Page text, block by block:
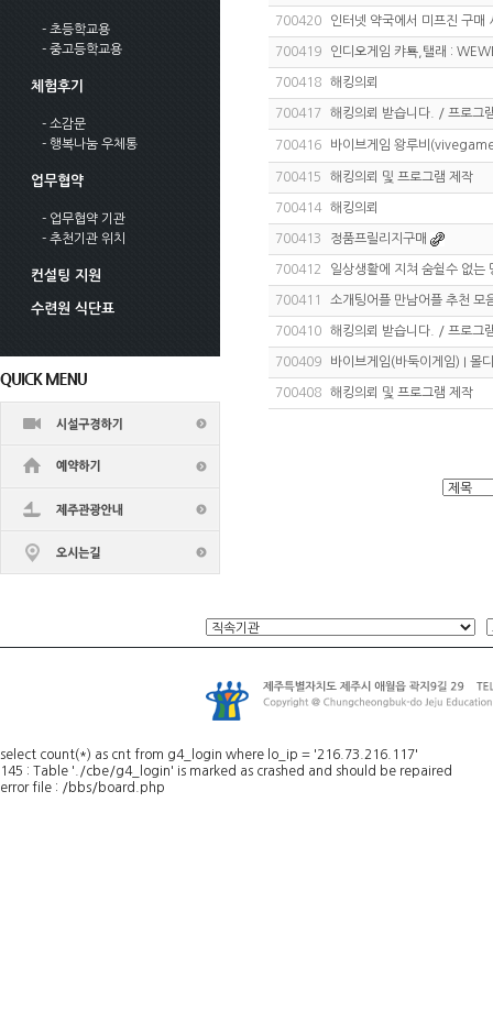
- 초등학교용
- 중고등학교용
체험후기
- 소감문
- 행복나눔 우체통
업무협약
- 업무협약 기관
- 추천기관 위치
컨설팅 지원
수련원 식단표
700420 인터넷 약국에서 미프진 구매
700419 인디오게임 캬툑,탤래 :
700418 해킹의뢰
700417 해킹의뢰 받습니다. / 프로그
700416 바이브게임 왕루비
700415 해킹의뢰 및 프로그램 제작
700414 해킹의뢰
700413 정품프릴리지구매
700412 일상생활에 지쳐 숨쉴수 없
700411 소개팅어플 만남어플 추천
700410 해킹의뢰 받습니다. / 프로그
700409 바이브게임(바둑이게임) I 몰
700408 해킹의뢰 및 프로그램 제작
select count(*) as cnt from g4_login where lo_ip = '216.73.216.117'
145 : Table './cbe/g4_login' is marked as crashed and should be repaired
error file : /bbs/board.php